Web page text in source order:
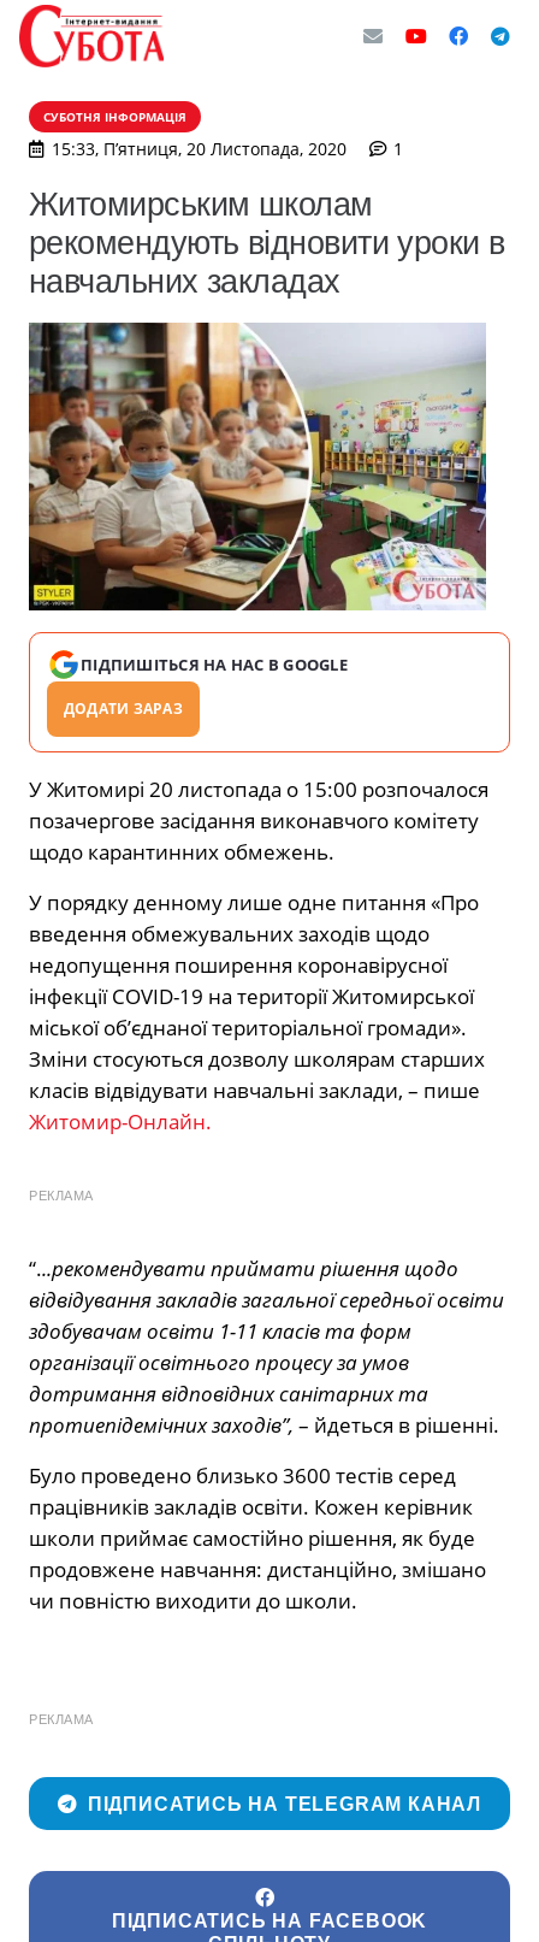
СУБОТНЯ ІНФОРМАЦІЯ
15:33, П’ятниця, 20 Листопада, 2020 1
Житомирським школам
рекомендують відновити уроки в
навчальних закладах
ПІДПИШІТЬСЯ НА НАС В GOOGLE
ДОДАТИ ЗАРАЗ
У Житомирі 20 листопада о 15:00 розпочалося
позачергове засідання виконавчого комітету
щодо карантинних обмежень.
У порядку денному лише одне питання «Про
введення обмежувальних заходів щодо
недопущення поширення коронавірусної
інфекції COVID-19 на території Житомирської
міської об’єднаної територіальної громади».
Зміни стосуються дозволу школярам старших
класів відвідувати навчальні заклади, – пише
Житомир-Онлайн.
РЕКЛАМА
“...рекомендувати приймати рішення щодо
відвідування закладів загальної середньої освіти
здобувачам освіти 1-11 класів та форм
організації освітнього процесу за умов
дотримання відповідних санітарних та
протиепідемічних заходів”, – йдеться в рішенні.
Було проведено близько 3600 тестів серед
працівників закладів освіти. Кожен керівник
школи приймає самостійно рішення, як буде
продовжене навчання: дистанційно, змішано
чи повністю виходити до школи.
РЕКЛАМА
ПІДПИСАТИСЬ НА TELEGRAM КАНАЛ
ПІДПИСАТИСЬ НА FACEBOOK